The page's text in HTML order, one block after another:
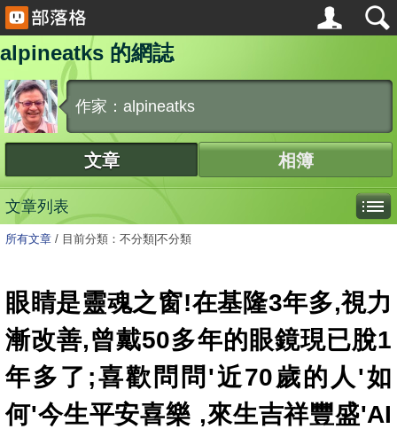
alpineatks 的網誌
作家：alpineatks
文章 相簿
文章列表
所有文章 / 目前分類：不分類|不分類
眼睛是靈魂之窗!在基隆3年多,視力
漸改善,曾戴50多年的眼鏡現已脫1
年多了;喜歡問問'近70歲的人'如
何'今生平安喜樂 ,來生吉祥豐盛'AI